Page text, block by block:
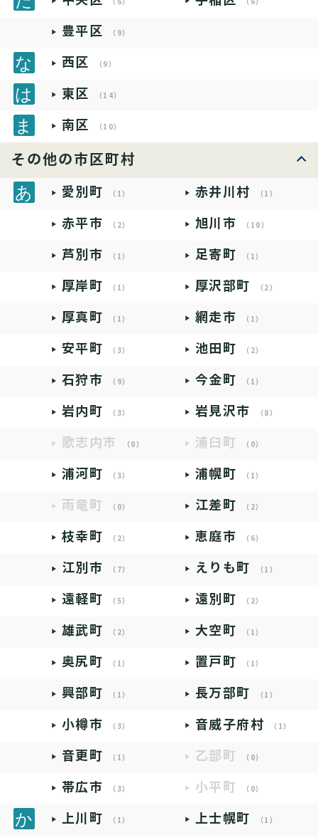
豊平区 （9）
西区 （9）
東区 （14）
南区 （10）
その他の市区町村
愛別町 （1） 赤井川村 （1）
赤平市 （2） 旭川市 （10）
芦別市 （1） 足寄町 （1）
厚岸町 （1） 厚沢部町 （2）
厚真町 （1） 網走市 （1）
安平町 （3） 池田町 （2）
石狩市 （9） 今金町 （1）
岩内町 （3） 岩見沢市 （8）
歌志内市 （0） 浦臼町 （0）
浦河町 （3） 浦幌町 （1）
雨竜町 （0） 江差町 （2）
枝幸町 （2） 恵庭市 （6）
江別市 （7） えりも町 （1）
遠軽町 （5） 遠別町 （2）
雄武町 （2） 大空町 （1）
奥尻町 （1） 置戸町 （1）
興部町 （1） 長万部町 （1）
小樽市 （3） 音威子府村 （1）
音更町 （1） 乙部町 （0）
帯広市 （3） 小平町 （0）
上川町 （1） 上士幌町 （1）